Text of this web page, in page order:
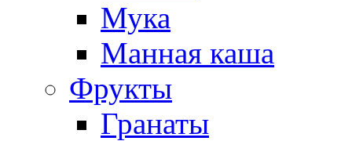
Мука
Манная каша
Фрукты
Гранаты